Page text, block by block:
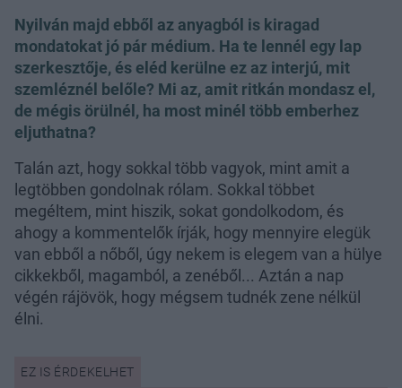
Nyilván majd ebből az anyagból is kiragad
mondatokat jó pár médium. Ha te lennél egy lap
szerkesztője, és eléd kerülne ez az interjú, mit
szemléznél belőle? Mi az, amit ritkán mondasz el,
de mégis örülnél, ha most minél több emberhez
eljuthatna?
Talán azt, hogy sokkal több vagyok, mint amit a
legtöbben gondolnak rólam. Sokkal többet
megéltem, mint hiszik, sokat gondolkodom, és
ahogy a kommentelők írják, hogy mennyire elegük
van ebből a nőből, úgy nekem is elegem van a hülye
cikkekből, magamból, a zenéből... Aztán a nap
végén rájövök, hogy mégsem tudnék zene nélkül
élni.